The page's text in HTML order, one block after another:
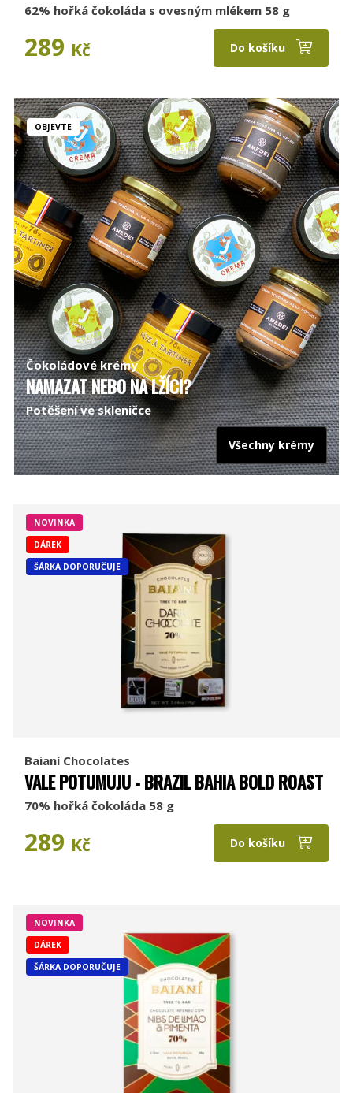
62% hořká čokoláda s ovesným mlékem 58 g
289 Kč Do košíku
OBJEVTE
Čokoládové krémy
NAMAZAT NEBO NA LŽÍCI?
Potěšení ve skleničce
Všechny krémy
NOVINKA
DÁREK
ŠÁRKA DOPORUČUJE
Baianí Chocolates
VALE POTUMUJU - BRAZIL BAHIA BOLD ROAST
70% hořká čokoláda 58 g
289 Kč Do košíku
NOVINKA
DÁREK
ŠÁRKA DOPORUČUJE